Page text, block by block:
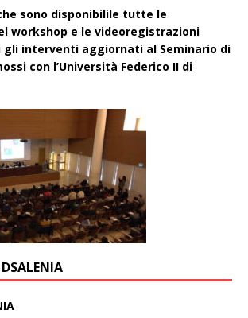
sono disponibilile tutte le
workshop e le videoregistrazioni
interventi aggiornati aI Seminario di
con l’Università Federico II di